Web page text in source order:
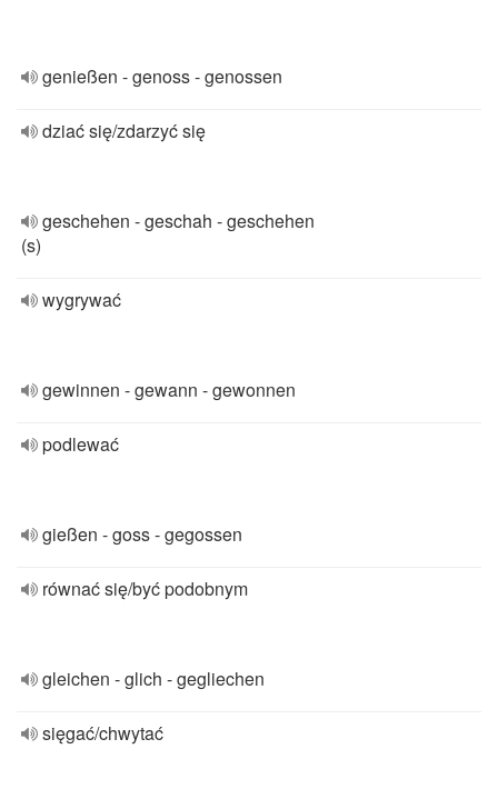
genießen - genoss - genossen
dziać się/zdarzyć się
geschehen - geschah - geschehen
(s)
wygrywać
gewinnen - gewann - gewonnen
podlewać
gießen - goss - gegossen
równać się/być podobnym
gleichen - glich - gegliechen
sięgać/chwytać